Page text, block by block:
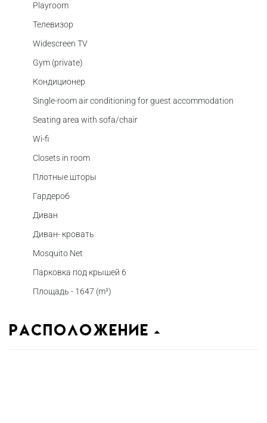
Playroom
Телевизор
Widescreen TV
Gym (private)
Кондиционер
Single-room air conditioning for guest accommodation
Seating area with sofa/chair
Wi-fi
Closets in room
Плотные шторы
Гардероб
Диван
Диван- кровать
Mosquito Net
Парковка под крышей 6
Площадь - 1647 (m²)
Расположение